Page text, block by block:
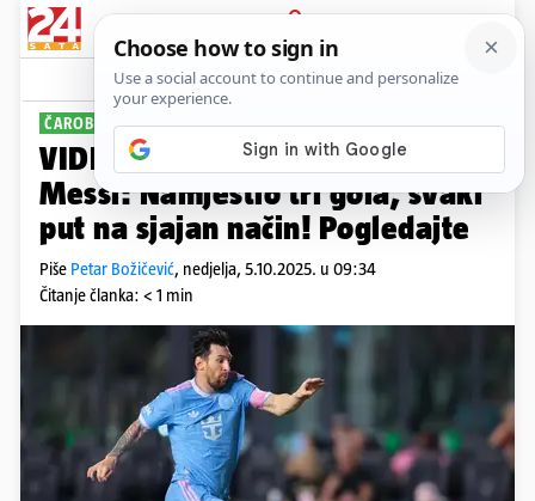
PRIJAVA
Sport Komentari
ČAROBNJAK
VIDEO Ovako nogomet igra Leo
Messi: Namjestio tri gola, svaki
put na sjajan način! Pogledajte
Piše Petar Božičević, nedjelja, 5.10.2025. u 09:34
Čitanje članka: < 1 min